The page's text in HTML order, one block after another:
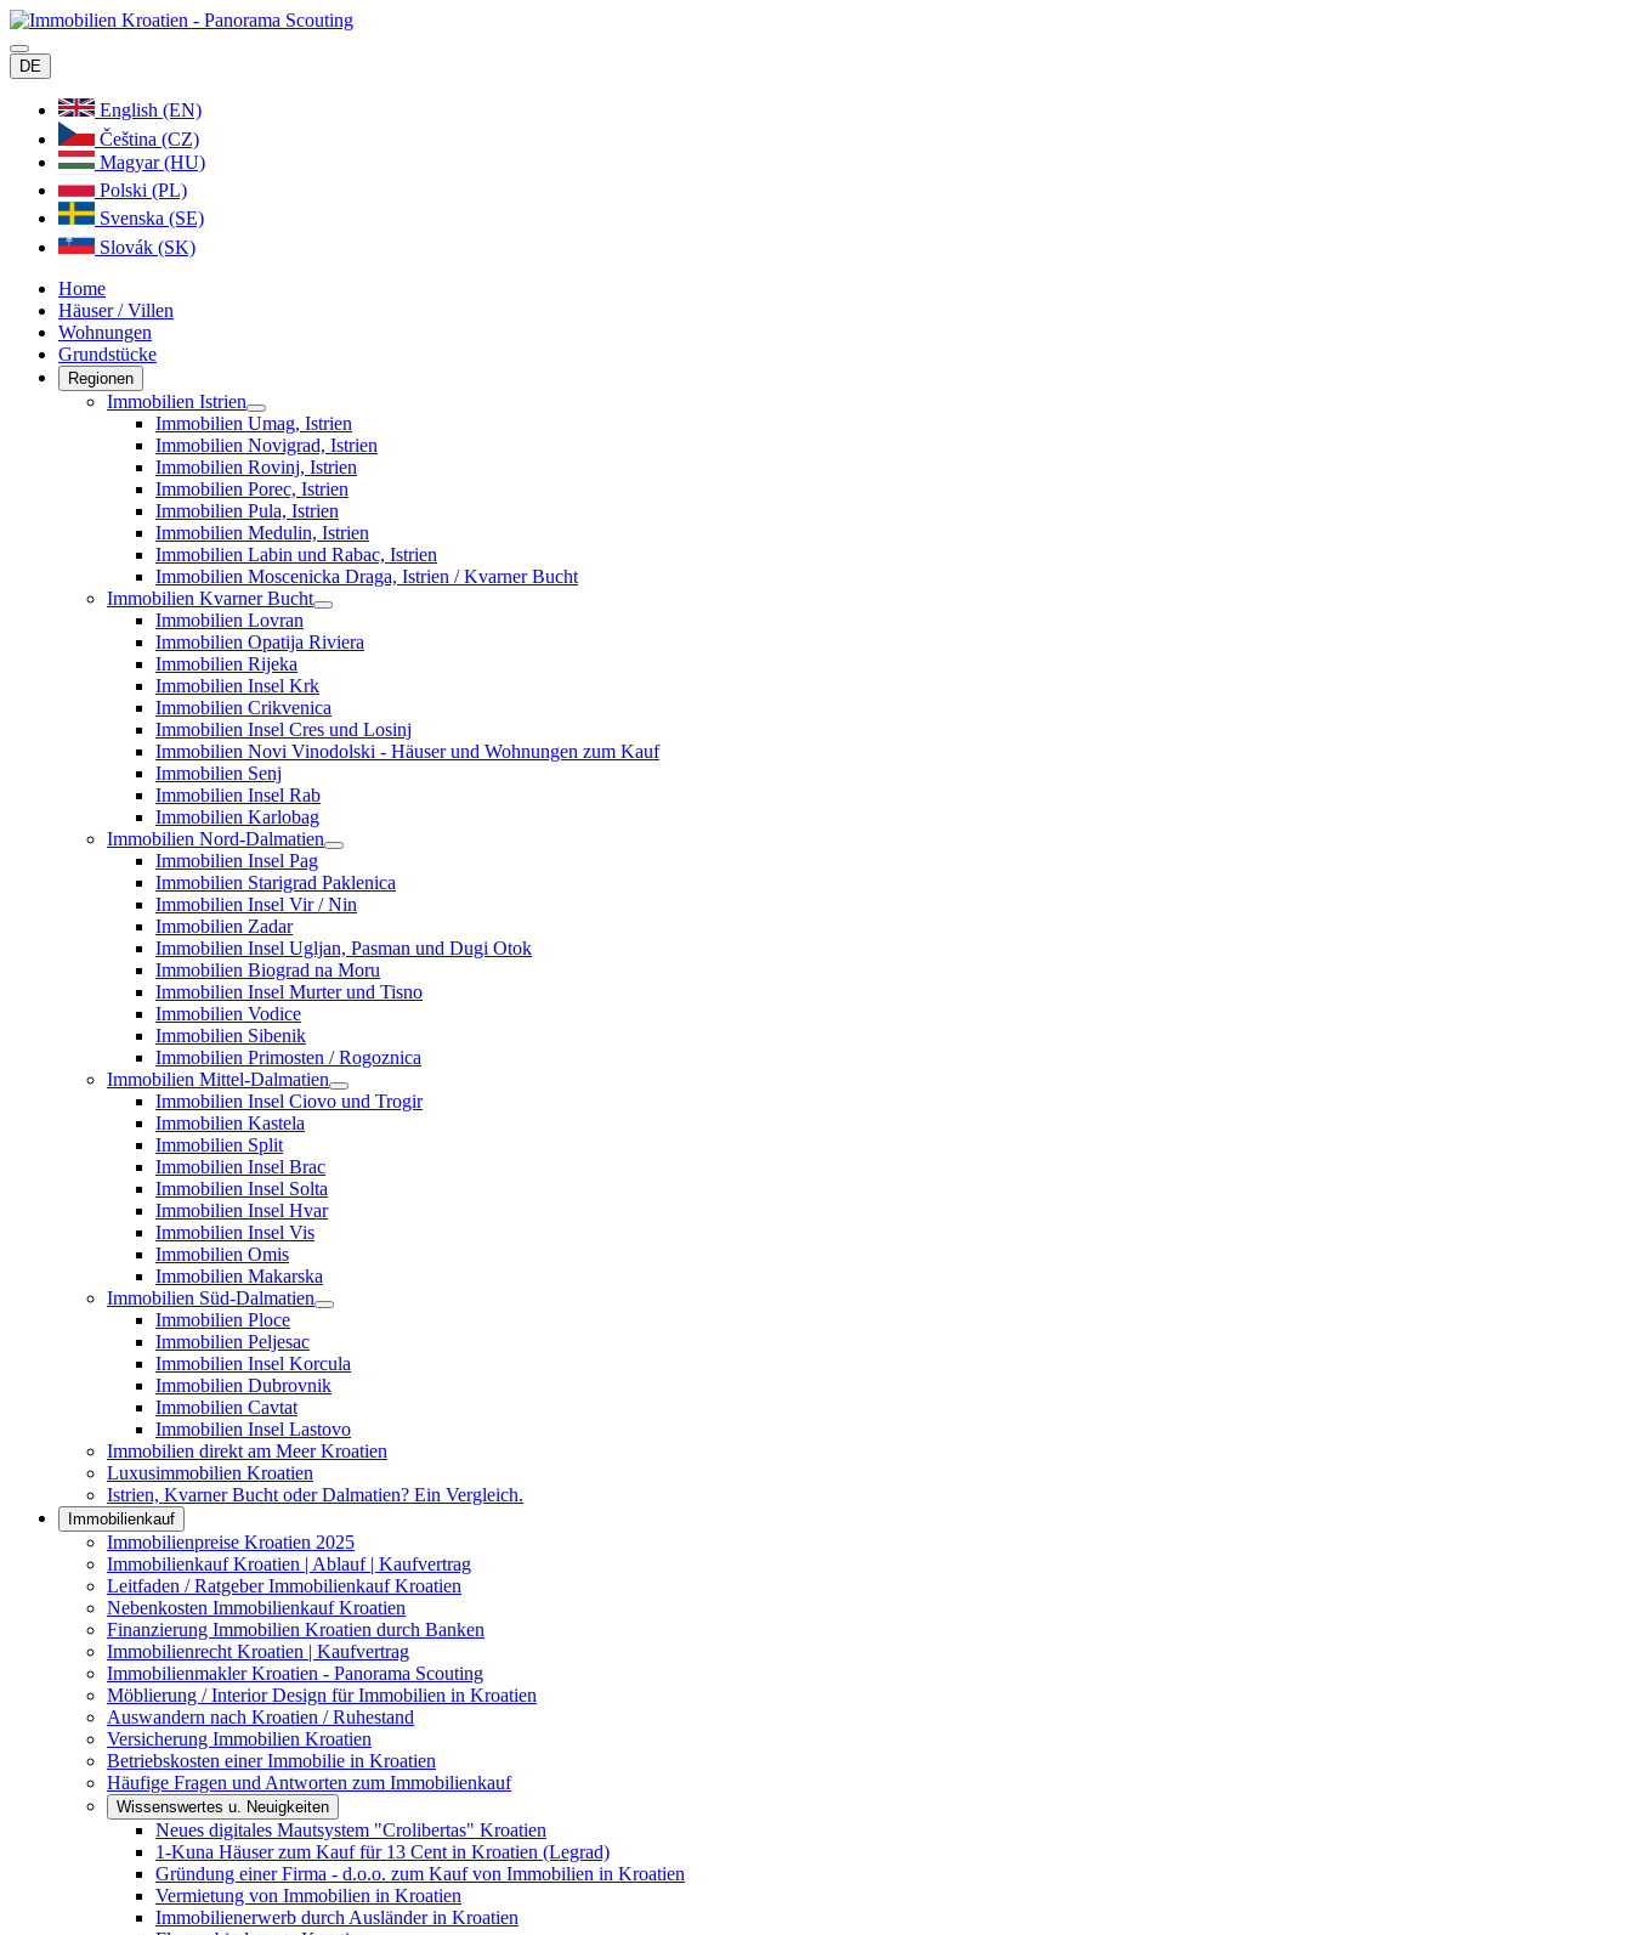
DE
English (EN)
Čeština (CZ)
Magyar (HU)
Polski (PL)
Svenska (SE)
Slovák (SK)
Home
Häuser / Villen
Wohnungen
Grundstücke
Regionen
Immobilien Istrien
Immobilien Umag, Istrien
Immobilien Novigrad, Istrien
Immobilien Rovinj, Istrien
Immobilien Porec, Istrien
Immobilien Pula, Istrien
Immobilien Medulin, Istrien
Immobilien Labin und Rabac, Istrien
Immobilien Moscenicka Draga, Istrien / Kvarner Bucht
Immobilien Kvarner Bucht
Immobilien Lovran
Immobilien Opatija Riviera
Immobilien Rijeka
Immobilien Insel Krk
Immobilien Crikvenica
Immobilien Insel Cres und Losinj
Immobilien Novi Vinodolski - Häuser und Wohnungen zum Kauf
Immobilien Senj
Immobilien Insel Rab
Immobilien Karlobag
Immobilien Nord-Dalmatien
Immobilien Insel Pag
Immobilien Starigrad Paklenica
Immobilien Insel Vir / Nin
Immobilien Zadar
Immobilien Insel Ugljan, Pasman und Dugi Otok
Immobilien Biograd na Moru
Immobilien Insel Murter und Tisno
Immobilien Vodice
Immobilien Sibenik
Immobilien Primosten / Rogoznica
Immobilien Mittel-Dalmatien
Immobilien Insel Ciovo und Trogir
Immobilien Kastela
Immobilien Split
Immobilien Insel Brac
Immobilien Insel Solta
Immobilien Insel Hvar
Immobilien Insel Vis
Immobilien Omis
Immobilien Makarska
Immobilien Süd-Dalmatien
Immobilien Ploce
Immobilien Peljesac
Immobilien Insel Korcula
Immobilien Dubrovnik
Immobilien Cavtat
Immobilien Insel Lastovo
Immobilien direkt am Meer Kroatien
Luxusimmobilien Kroatien
Istrien, Kvarner Bucht oder Dalmatien? Ein Vergleich.
Immobilienkauf
Immobilienpreise Kroatien 2025
Immobilienkauf Kroatien | Ablauf | Kaufvertrag
Leitfaden / Ratgeber Immobilienkauf Kroatien
Nebenkosten Immobilienkauf Kroatien
Finanzierung Immobilien Kroatien durch Banken
Immobilienrecht Kroatien | Kaufvertrag
Immobilienmakler Kroatien - Panorama Scouting
Möblierung / Interior Design für Immobilien in Kroatien
Auswandern nach Kroatien / Ruhestand
Versicherung Immobilien Kroatien
Betriebskosten einer Immobilie in Kroatien
Häufige Fragen und Antworten zum Immobilienkauf
Wissenswertes u. Neuigkeiten
Neues digitales Mautsystem "Crolibertas" Kroatien
1-Kuna Häuser zum Kauf für 13 Cent in Kroatien (Legrad)
Gründung einer Firma - d.o.o. zum Kauf von Immobilien in Kroatien
Vermietung von Immobilien in Kroatien
Immobilienerwerb durch Ausländer in Kroatien